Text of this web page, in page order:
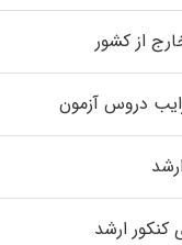
از کشور
دروس آزمون
ارشد